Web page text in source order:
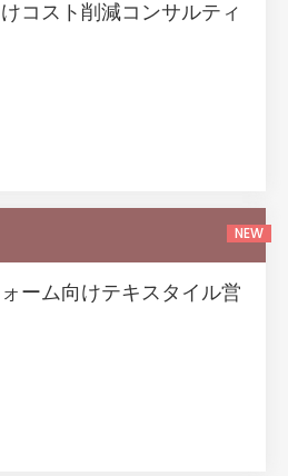
コスト削減コンサルティ
NEW
ーム向けテキスタイル営